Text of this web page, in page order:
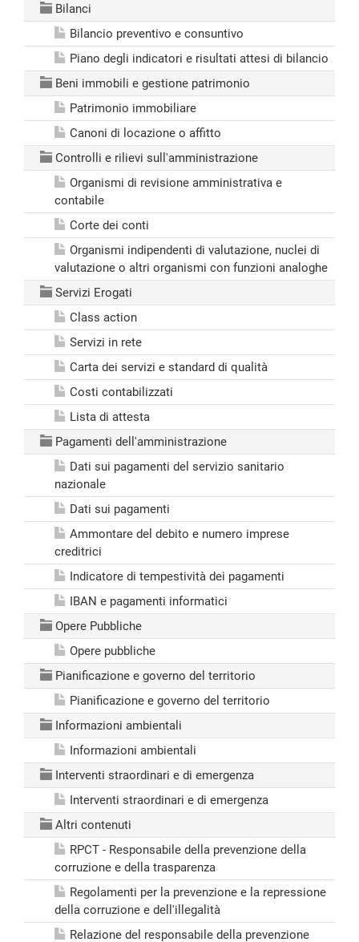
Bilanci
Bilancio preventivo e consuntivo
Piano degli indicatori e risultati attesi di bilancio
Beni immobili e gestione patrimonio
Patrimonio immobiliare
Canoni di locazione o affitto
Controlli e rilievi sull'amministrazione
Organismi di revisione amministrativa e
contabile
Corte dei conti
Organismi indipendenti di valutazione, nuclei di
valutazione o altri organismi con funzioni analoghe
Servizi Erogati
Class action
Servizi in rete
Carta dei servizi e standard di qualità
Costi contabilizzati
Lista di attesta
Pagamenti dell'amministrazione
Dati sui pagamenti del servizio sanitario
nazionale
Dati sui pagamenti
Ammontare del debito e numero imprese
creditrici
Indicatore di tempestività dei pagamenti
IBAN e pagamenti informatici
Opere Pubbliche
Opere pubbliche
Pianificazione e governo del territorio
Pianificazione e governo del territorio
Informazioni ambientali
Informazioni ambientali
Interventi straordinari e di emergenza
Interventi straordinari e di emergenza
Altri contenuti
RPCT - Responsabile della prevenzione della
corruzione e della trasparenza
Regolamenti per la prevenzione e la repressione
della corruzione e dell'illegalità
Relazione del responsabile della prevenzione